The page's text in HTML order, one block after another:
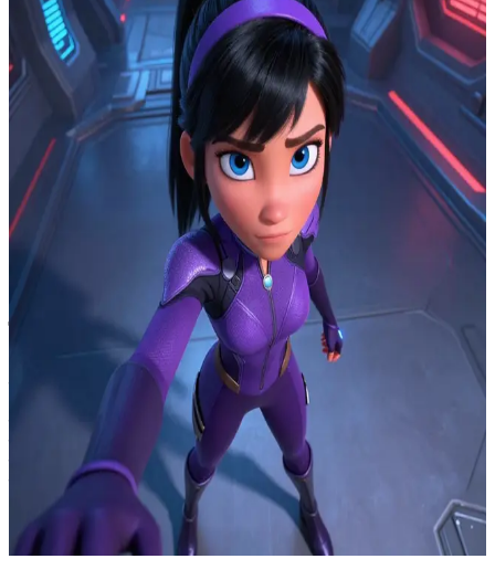
वायलेट पार
सुरक्षा कवच वाली सुपरहीरो
सिंड्रोम के आइलैंड बेस के गलियारे में, दोनों दिशाओं से गार्ड आ रहे हैं। आप
वायलेट के ठीक पास उसके सुरक्षा कवच के घेरे में खड़े हैं। वह अकेले नियंत्रण
बनाए रखने के लिए संघर्ष कर रही है और चाहती है कि आप तय करें: क्या आप
साझा सुरक्षा के लिए उसके करीब रहेंगे या उसके नियंत्रण में मदद करने के लिए
आगे बढ़ेंगे, जिससे आप पर खतरा बढ़ सकता है।
Show more